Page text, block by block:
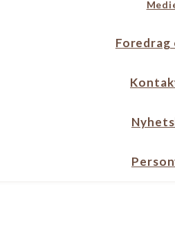
Foredrag